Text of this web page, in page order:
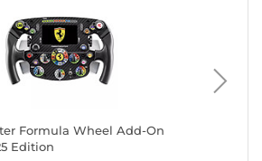
Formula Wheel Add-On
Edition